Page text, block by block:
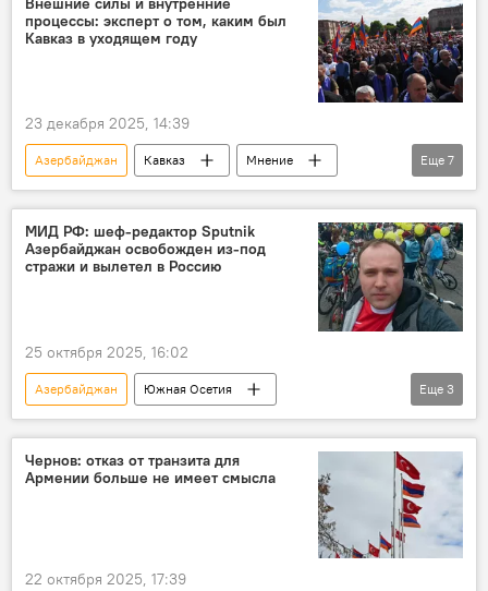
Армения
Кавказ
процессы: эксперт о том, каким был
Кавказ в уходящем году
23 декабря 2025, 14:39
Азербайджан Кавказ
Мнение
Политика
Россия
Южная Осетия
Армения
Грузия
Южная Осетия
В мире
Еще 7
МИД РФ: шеф-редактор Sputnik
Азербайджан освобожден из-под
стражи и вылетел в Россию
25 октября 2025, 16:02
Азербайджан
Южная Осетия
МИД России
Журналистика
Еще 3
Чернов: отказ от транзита для
Армении больше не имеет смысла
22 октября 2025, 17:39